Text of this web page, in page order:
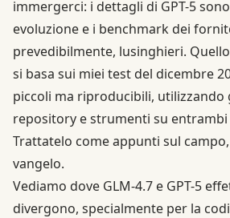
immergerci: i dettagli di GPT-5
evoluzione e i benchmark dei
prevedibilmente, lusinghieri.
si basa sui miei test del dicembre
piccoli ma riproducibili, utilizzando
repository e strumenti su entrambi
Trattatelo come appunti sul
vangelo.
Vediamo dove GLM-4.7 e GPT-5
divergono, specialmente per la